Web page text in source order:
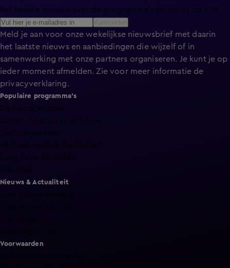
het laatste nieuws over de programma’s en series op KIJK.
Meld je aan voor onze wekelijkse nieuwsbrief met daarin
het laatste nieuws en aanbiedingen die wijzelf of in
samenwerking met onze partners organiseren. Je kunt je op
ieder moment afmelden. Zie voor meer informatie de
privacyverklaring.
Populaire programma's
De Bondgenoten
A.S.S. - Anti Survival Show
De Oranjezomer
Mi Dushi: wat is dan liefde?
Lang Leve de Liefde
Nieuws & Actualiteit
Voorwaarden